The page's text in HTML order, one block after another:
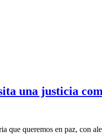
una justicia
que queremos en paz, con